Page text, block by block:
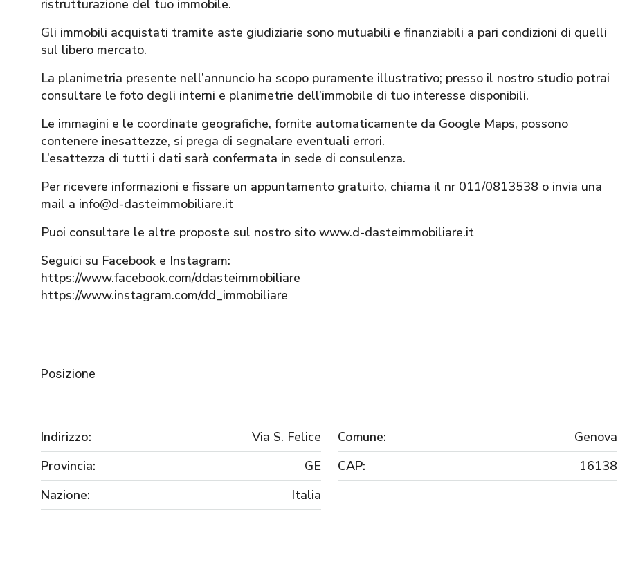
ristrutturazione del tuo immobile.
Gli immobili acquistati tramite aste giudiziarie sono mutuabili e finanziabili a pari condizioni di quelli
sul libero mercato.
La planimetria presente nell’annuncio ha scopo puramente illustrativo; presso il nostro studio potrai
consultare le foto degli interni e planimetrie dell’immobile di tuo interesse disponibili.
Le immagini e le coordinate geografiche, fornite automaticamente da Google Maps, possono
contenere inesattezze, si prega di segnalare eventuali errori.
L’esattezza di tutti i dati sarà confermata in sede di consulenza.
Per ricevere informazioni e fissare un appuntamento gratuito, chiama il nr 011/0813538 o invia una
mail a info@d-dasteimmobiliare.it
Puoi consultare le altre proposte sul nostro sito www.d-dasteimmobiliare.it
Seguici su Facebook e Instagram:
https://www.facebook.com/ddasteimmobiliare
https://www.instagram.com/dd_immobiliare
Posizione
Indirizzo: Via S. Felice Comune:
Genova
Provincia:
GE CAP:
16138
Nazione:
Italia